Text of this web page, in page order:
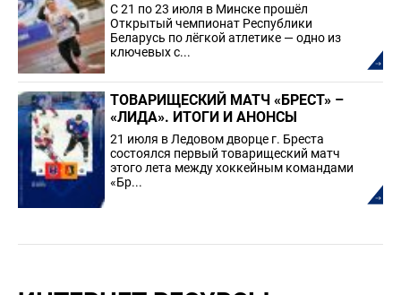
С 21 по 23 июля в Минске прошёл
Открытый чемпионат Республики
Беларусь по лёгкой атлетике — одно из
ключевых с...
ТОВАРИЩЕСКИЙ МАТЧ «БРЕСТ» –
«ЛИДА». ИТОГИ И АНОНСЫ
21 июля в Ледовом дворце г. Бреста
состоялся первый товарищеский матч
этого лета между хоккейным командами
«Бр...